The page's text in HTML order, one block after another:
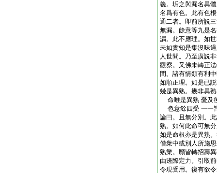
義。垢之與漏名異
名爲有色。此有色
通二者。即前所説
無漏。餘意等九是
漏。此不應理。如
未如實知是集沒味
人世間。乃至廣説
觀察。又佛未轉正
間。諸有情類有利
如順正理。如是已
幾是異熟。幾非異
命唯是異熟 憂及
色意餘四受 一一
論曰。且無分別。
熟。如何此命可無
如是命根亦是異熟
僧衆中或別人所施
熟業。願皆轉招壽
由邊際定力。引取
令現受用。復有欲